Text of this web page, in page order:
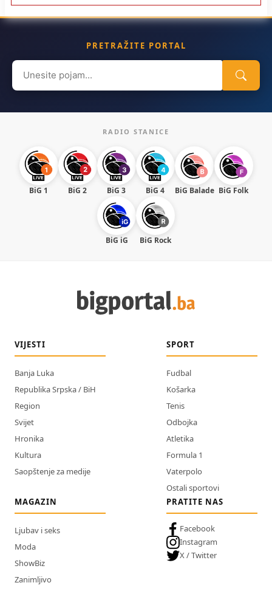
PRETRAŽITE PORTAL
Search
for:
RADIO STANICE
BiG 1 BiG 2 BiG 3 BiG 4 BiG Balade BiG Folk
BiG iG BiG Rock
VIJESTI
Banja Luka
Republika Srpska / BiH
Region
Svijet
Hronika
Kultura
Saopštenje za medije
SPORT
Fudbal
Košarka
Tenis
Odbojka
Atletika
Formula 1
Vaterpolo
Ostali sportovi
MAGAZIN
Ljubav i seks
Moda
ShowBiz
Zanimljivo
PRATITE NAS
Facebook
Instagram
X / Twitter